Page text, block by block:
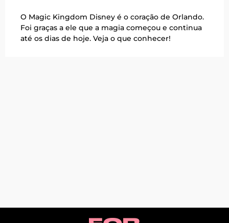
O Magic Kingdom Disney é o coração de Orlando.
Foi graças a ele que a magia começou e continua
até os dias de hoje. Veja o que conhecer!